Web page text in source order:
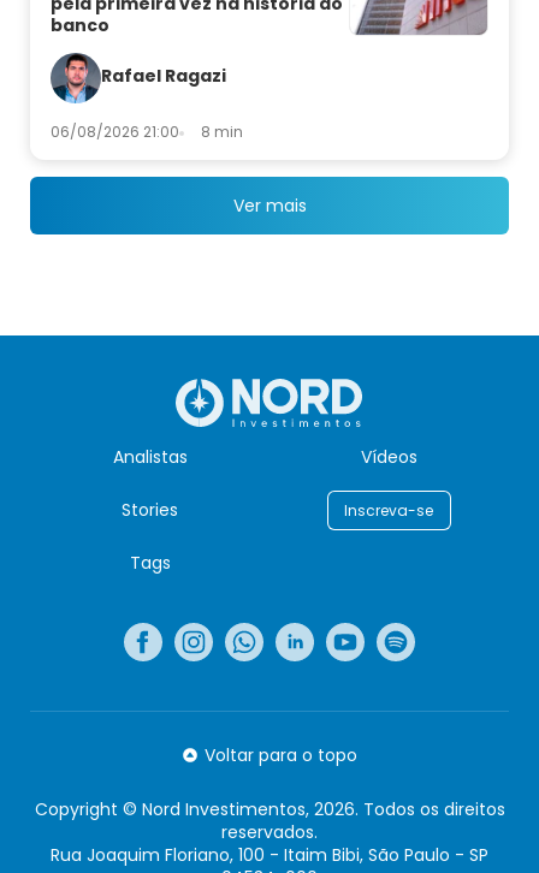
banco
Rafael Ragazi
06/08/2026 21:00 8 min
Ver mais
Analistas Vídeos
Stories Inscreva-se
Tags
Voltar para o topo
Copyright © Nord Investimentos, 2026. Todos os direitos
reservados.
Rua Joaquim Floriano, 100 - Itaim Bibi, São Paulo - SP